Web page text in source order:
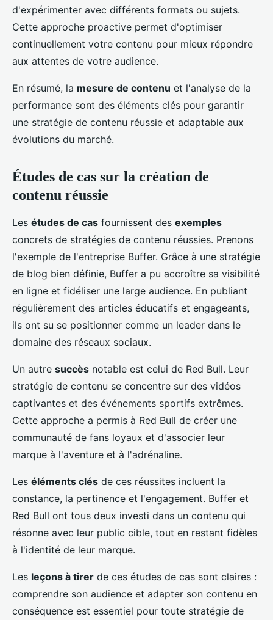
d'expérimenter avec différents formats ou sujets.
Cette approche proactive permet d'optimiser
continuellement votre contenu pour mieux répondre
aux attentes de votre audience.
En résumé, la mesure de contenu et l'analyse de la
performance sont des éléments clés pour garantir
une stratégie de contenu réussie et adaptable aux
évolutions du marché.
Études de cas sur la création de
contenu réussie
Les études de cas fournissent des exemples
concrets de stratégies de contenu réussies. Prenons
l'exemple de l'entreprise Buffer. Grâce à une stratégie
de blog bien définie, Buffer a pu accroître sa visibilité
en ligne et fidéliser une large audience. En publiant
régulièrement des articles éducatifs et engageants,
ils ont su se positionner comme un leader dans le
domaine des réseaux sociaux.
Un autre succès notable est celui de Red Bull. Leur
stratégie de contenu se concentre sur des vidéos
captivantes et des événements sportifs extrêmes.
Cette approche a permis à Red Bull de créer une
communauté de fans loyaux et d'associer leur
marque à l'aventure et à l'adrénaline.
Les éléments clés de ces réussites incluent la
constance, la pertinence et l'engagement. Buffer et
Red Bull ont tous deux investi dans un contenu qui
résonne avec leur public cible, tout en restant fidèles
à l'identité de leur marque.
Les leçons à tirer de ces études de cas sont claires :
comprendre son audience et adapter son contenu en
conséquence est essentiel pour toute stratégie de